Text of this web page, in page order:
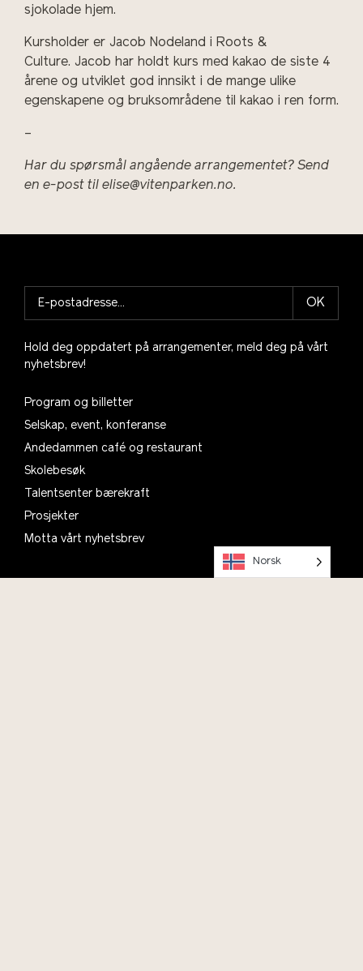
sjokolade hjem.
Kursholder er Jacob Nodeland i Roots &
Culture. Jacob har holdt kurs med kakao de siste 4
årene og utviklet god innsikt i de mange ulike
egenskapene og bruksområdene til kakao i ren form.
–
Har du spørsmål angående arrangementet? Send
en e-post til elise@vitenparken.no.
OK
Hold deg oppdatert på arrangementer, meld deg på vårt
nyhetsbrev!
Program og billetter
Selskap, event, konferanse
Andedammen café og restaurant
Skolebesøk
Talentsenter bærekraft
Prosjekter
Motta vårt nyhetsbrev
Norsk